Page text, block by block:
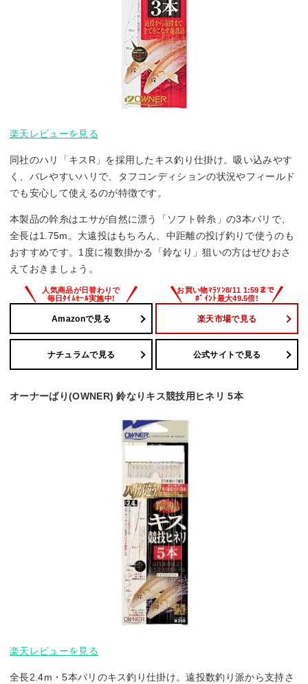
楽天レビューを見る
同社のハリ「キスR」を採用したキス釣り仕掛け。吸い込みやす
く、バレやすいハリで、タフコンディションの状況やフィールド
でも安心して使えるのが特徴です。
本製品の幹糸はエサが自然に漂う「ソフト幹糸」の3本バリで、
全長は1.75m。大遠投はもちろん、中距離の投げ釣りで使うのも
おすすめです。1度に複数掛かる「鈴なり」狙いの方はぜひおさ
えておきましょう。
Amazonで見る 楽天市場で見る
ナチュラムで見る 公式サイトで見る
オーナーばり(OWNER) 鈴なりキス競技用ヒネリ 5本
楽天レビューを見る
全長2.4m・5本バリのキス釣り仕掛け。遠投数釣り派から支持さ